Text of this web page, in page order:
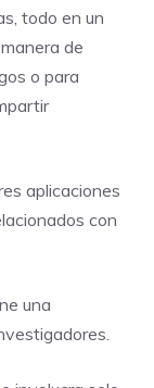
todo en un
de
o para
aplicaciones
con
una